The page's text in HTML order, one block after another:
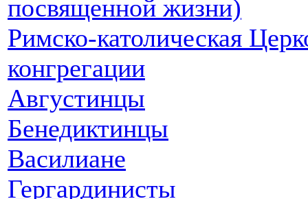
посвященной жизни)
Римско-католическая
конгрегации
Августинцы
Бенедиктинцы
Василиане
Гергардинисты